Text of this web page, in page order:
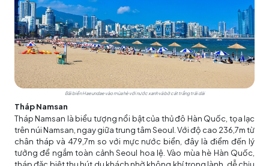
Bãi biển Haeundae vào mùa hè với nước xanh và bờ cát trắng trải dài
Tháp Namsan
Tháp Namsan là biểu tượng nổi bật của thủ đô Hàn Quốc, tọa lạc
trên núi Namsan, ngay giữa trung tâm Seoul. Với độ cao 236,7m từ
chân tháp và 479,7m so với mực nước biển, đây là điểm đến lý
tưởng để ngắm toàn cảnh Seoul hoa lệ. Vào mùa hè Hàn Quốc,
tháp đặc biệt thu hút du khách nhờ không khí trong lành, dễ chịu